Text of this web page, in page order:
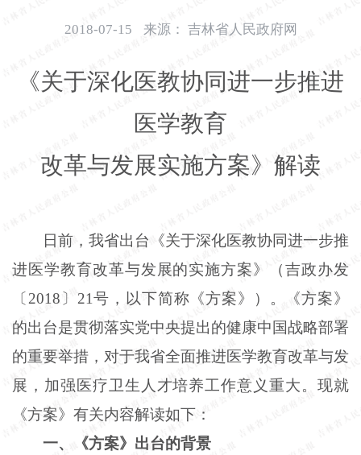
2018-07-15 来源： 吉林省人民政府网
《关于深化医教协同进一步推进
医学教育
改革与发展实施方案》解读
日前，我省出台《关于深化医教协同进一步推
进医学教育改革与发展的实施方案》（吉政办发
〔2018〕21号，以下简称《方案》）。《方案》
的出台是贯彻落实党中央提出的健康中国战略部署
的重要举措，对于我省全面推进医学教育改革与发
展，加强医疗卫生人才培养工作意义重大。现就
《方案》有关内容解读如下：
一、《方案》出台的背景